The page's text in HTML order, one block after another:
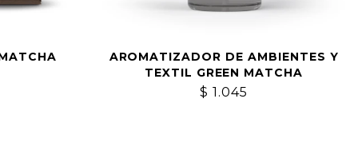
AROMATIZADOR DE AMBIENTES Y
TEXTIL GREEN MATCHA
$ 1.045